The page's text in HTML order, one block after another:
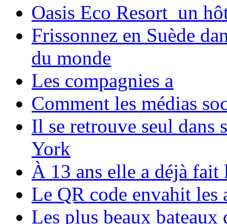
Oasis Eco Resort un
Frissonnez en Suède
du monde
Les compagnies a
Comment les médias
Il se retrouve seul dans
York
À 13 ans elle a déjà
Le QR code envahit les
Les plus beaux bateaux